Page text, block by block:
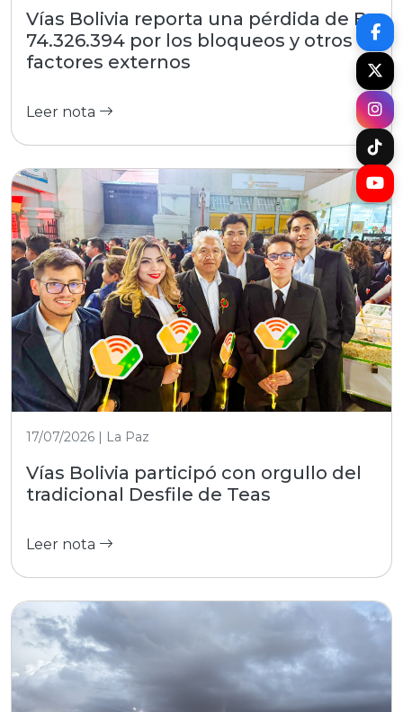
Vías Bolivia reporta una pérdida de Bs
74.326.394 por los bloqueos y otros
factores externos
Leer nota
17/07/2026 | La Paz
Vías Bolivia participó con orgullo del
tradicional Desfile de Teas
Leer nota